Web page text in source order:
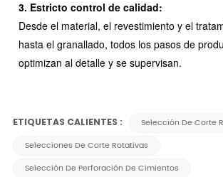
3. Estricto control de calidad:
Desde el material, el revestimiento y el
hasta el granallado, todos los pasos de
optimizan al detalle y se supervisan.
ETIQUETAS CALIENTES :
Selección De Corte
Selecciones De Corte Rotativas
Selección De Perforación De Cimientos